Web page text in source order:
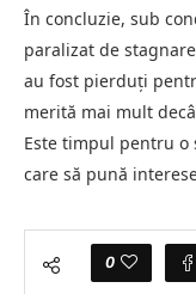
În concluzie, sub
paralizat de
au fost pierduți
merită mai mult
Este timpul pentru o
care să pună
0